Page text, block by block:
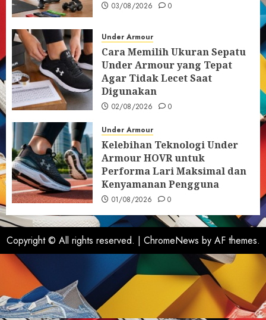
03/08/2026 0
Under Armour
Cara Memilih Ukuran Sepatu
Under Armour yang Tepat
Agar Tidak Lecet Saat
Digunakan
02/08/2026 0
Under Armour
Kelebihan Teknologi Under
Armour HOVR untuk
Performa Lari Maksimal dan
Kenyamanan Pengguna
01/08/2026 0
Copyright © All rights reserved. | ChromeNews by AF themes.